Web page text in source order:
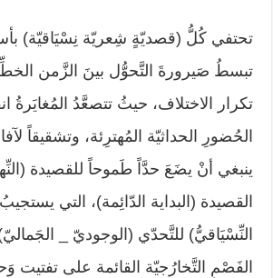
تحتفي كُلُّ (قصديّةٍ شِعريّة نِسْيَاقيّة)
تبسطُ صَيرورةَ التَّحوُّل بينَ الزَّمن
تكرار الاختلاف، حيثُ تتصعَّدُ المُغايَرةُ
الحُضورِ الحداثيّة المُهترِئة، وتشقيقاً
ينبغي أنْ يضَعَ حدَّاً طَموحاً للقصيدة
القصيدة (البداية الدّائِمة)، التي
النِّسْيَاقيُّ) للتَّحدّي (الوجوديّ _
الفَصْمِ التَّخارُجيّة القائمة على تفتيت